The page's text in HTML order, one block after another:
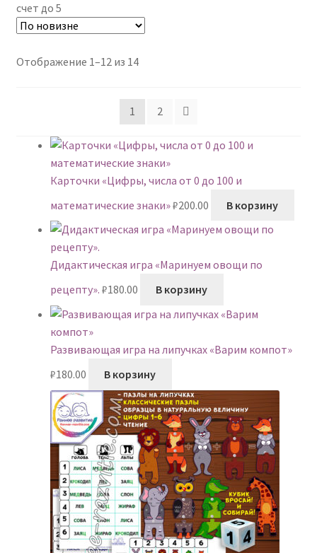
ИГРЫ НА ЛИПУЧКАХ
КОНТАКТЫ
счет до 5
Отображение 1–12 из 14Сортировка:
недавние
1
2
Карточки «Цифры, числа от 0 до 100 и
математические знаки»₽200.00 В корзину
Дидактическая игра «Маринуем овощи по
рецепту». ₽180.00 В корзину
Развивающая игра на липучках «Варим компот»
₽180.00 В корзину